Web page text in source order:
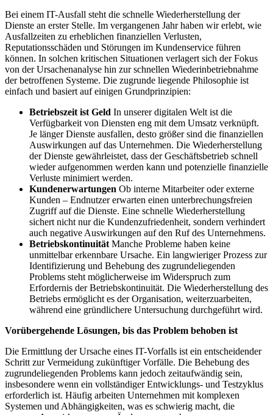
Bei einem IT-Ausfall steht die schnelle Wiederherstellung der
Dienste an erster Stelle. Im vergangenen Jahr haben wir erlebt, wie
Ausfallzeiten zu erheblichen finanziellen Verlusten,
Reputationsschäden und Störungen im Kundenservice führen
können. In solchen kritischen Situationen verlagert sich der Fokus
von der Ursachenanalyse hin zur schnellen Wiederinbetriebnahme
der betroffenen Systeme. Die zugrunde liegende Philosophie ist
einfach und basiert auf einigen Grundprinzipien:
Betriebszeit ist Geld In unserer digitalen Welt ist die
Verfügbarkeit von Diensten eng mit dem Umsatz verknüpft.
Je länger Dienste ausfallen, desto größer sind die finanziellen
Auswirkungen auf das Unternehmen. Die Wiederherstellung
der Dienste gewährleistet, dass der Geschäftsbetrieb schnell
wieder aufgenommen werden kann und potenzielle finanzielle
Verluste minimiert werden.
Kundenerwartungen Ob interne Mitarbeiter oder externe
Kunden – Endnutzer erwarten einen unterbrechungsfreien
Zugriff auf die Dienste. Eine schnelle Wiederherstellung
sichert nicht nur die Kundenzufriedenheit, sondern verhindert
auch negative Auswirkungen auf den Ruf des Unternehmens.
Betriebskontinuität Manche Probleme haben keine
unmittelbar erkennbare Ursache. Ein langwieriger Prozess zur
Identifizierung und Behebung des zugrundeliegenden
Problems steht möglicherweise im Widerspruch zum
Erfordernis der Betriebskontinuität. Die Wiederherstellung des
Betriebs ermöglicht es der Organisation, weiterzuarbeiten,
während eine gründlichere Untersuchung durchgeführt wird.
Vorübergehende Lösungen, bis das Problem behoben ist
Die Ermittlung der Ursache eines IT-Vorfalls ist ein entscheidender
Schritt zur Vermeidung zukünftiger Vorfälle. Die Behebung des
zugrundeliegenden Problems kann jedoch zeitaufwändig sein,
insbesondere wenn ein vollständiger Entwicklungs- und Testzyklus
erforderlich ist. Häufig arbeiten Unternehmen mit komplexen
Systemen und Abhängigkeiten, was es schwierig macht, die